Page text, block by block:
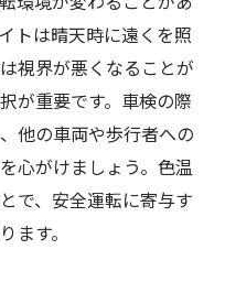
トは晴天時に遠くを照
視界が悪くなることが
が重要です。車検の際
他の車両や歩行者への
心がけましょう。色温
で、安全運転に寄与す
ます。